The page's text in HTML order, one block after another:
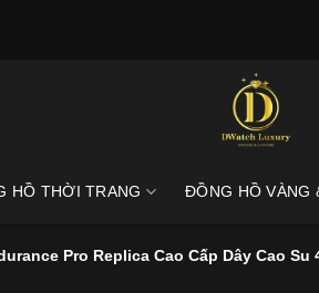
HỒ THỜI TRANG ĐỒNG HỒ VÀNG
Pro Replica Cao Cấp Dây Cao Su